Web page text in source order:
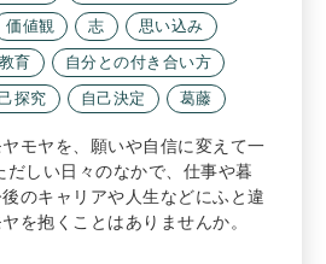
価値観 志
思い込み
教育
自分との付き合い方
探究 自己決定 葛藤
ヤモヤを、願いや自信に変えて一
だしい日々のなかで、仕事や暮
のキャリアや人生などにふと違
を抱くことはありませんか。